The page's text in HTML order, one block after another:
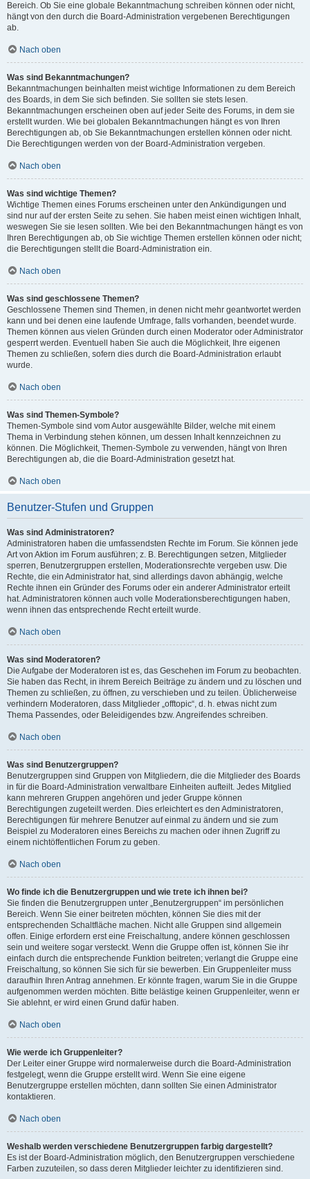
Bereich. Ob Sie eine globale Bekanntmachung schreiben können oder nicht,
hängt von den durch die Board-Administration vergebenen Berechtigungen
ab.
Nach oben
Was sind Bekanntmachungen?
Bekanntmachungen beinhalten meist wichtige Informationen zu dem Bereich
des Boards, in dem Sie sich befinden. Sie sollten sie stets lesen.
Bekanntmachungen erscheinen oben auf jeder Seite des Forums, in dem sie
erstellt wurden. Wie bei globalen Bekanntmachungen hängt es von Ihren
Berechtigungen ab, ob Sie Bekanntmachungen erstellen können oder nicht.
Die Berechtigungen werden von der Board-Administration vergeben.
Nach oben
Was sind wichtige Themen?
Wichtige Themen eines Forums erscheinen unter den Ankündigungen und
sind nur auf der ersten Seite zu sehen. Sie haben meist einen wichtigen Inhalt,
weswegen Sie sie lesen sollten. Wie bei den Bekanntmachungen hängt es von
Ihren Berechtigungen ab, ob Sie wichtige Themen erstellen können oder nicht;
die Berechtigungen stellt die Board-Administration ein.
Nach oben
Was sind geschlossene Themen?
Geschlossene Themen sind Themen, in denen nicht mehr geantwortet werden
kann und bei denen eine laufende Umfrage, falls vorhanden, beendet wurde.
Themen können aus vielen Gründen durch einen Moderator oder Administrator
gesperrt werden. Eventuell haben Sie auch die Möglichkeit, Ihre eigenen
Themen zu schließen, sofern dies durch die Board-Administration erlaubt
wurde.
Nach oben
Was sind Themen-Symbole?
Themen-Symbole sind vom Autor ausgewählte Bilder, welche mit einem
Thema in Verbindung stehen können, um dessen Inhalt kennzeichnen zu
können. Die Möglichkeit, Themen-Symbole zu verwenden, hängt von Ihren
Berechtigungen ab, die die Board-Administration gesetzt hat.
Nach oben
Benutzer-Stufen und Gruppen
Was sind Administratoren?
Administratoren haben die umfassendsten Rechte im Forum. Sie können jede
Art von Aktion im Forum ausführen; z. B. Berechtigungen setzen, Mitglieder
sperren, Benutzergruppen erstellen, Moderationsrechte vergeben usw. Die
Rechte, die ein Administrator hat, sind allerdings davon abhängig, welche
Rechte ihnen ein Gründer des Forums oder ein anderer Administrator erteilt
hat. Administratoren können auch volle Moderationsberechtigungen haben,
wenn ihnen das entsprechende Recht erteilt wurde.
Nach oben
Was sind Moderatoren?
Die Aufgabe der Moderatoren ist es, das Geschehen im Forum zu beobachten.
Sie haben das Recht, in ihrem Bereich Beiträge zu ändern und zu löschen und
Themen zu schließen, zu öffnen, zu verschieben und zu teilen. Üblicherweise
verhindern Moderatoren, dass Mitglieder „offtopic“, d. h. etwas nicht zum
Thema Passendes, oder Beleidigendes bzw. Angreifendes schreiben.
Nach oben
Was sind Benutzergruppen?
Benutzergruppen sind Gruppen von Mitgliedern, die die Mitglieder des Boards
in für die Board-Administration verwaltbare Einheiten aufteilt. Jedes Mitglied
kann mehreren Gruppen angehören und jeder Gruppe können
Berechtigungen zugeteilt werden. Dies erleichtert es den Administratoren,
Berechtigungen für mehrere Benutzer auf einmal zu ändern und sie zum
Beispiel zu Moderatoren eines Bereichs zu machen oder ihnen Zugriff zu
einem nichtöffentlichen Forum zu geben.
Nach oben
Wo finde ich die Benutzergruppen und wie trete ich ihnen bei?
Sie finden die Benutzergruppen unter „Benutzergruppen“ im persönlichen
Bereich. Wenn Sie einer beitreten möchten, können Sie dies mit der
entsprechenden Schaltfläche machen. Nicht alle Gruppen sind allgemein
offen. Einige erfordern erst eine Freischaltung, andere können geschlossen
sein und weitere sogar versteckt. Wenn die Gruppe offen ist, können Sie ihr
einfach durch die entsprechende Funktion beitreten; verlangt die Gruppe eine
Freischaltung, so können Sie sich für sie bewerben. Ein Gruppenleiter muss
daraufhin Ihren Antrag annehmen. Er könnte fragen, warum Sie in die Gruppe
aufgenommen werden möchten. Bitte belästige keinen Gruppenleiter, wenn er
Sie ablehnt, er wird einen Grund dafür haben.
Nach oben
Wie werde ich Gruppenleiter?
Der Leiter einer Gruppe wird normalerweise durch die Board-Administration
festgelegt, wenn die Gruppe erstellt wird. Wenn Sie eine eigene
Benutzergruppe erstellen möchten, dann sollten Sie einen Administrator
kontaktieren.
Nach oben
Weshalb werden verschiedene Benutzergruppen farbig dargestellt?
Es ist der Board-Administration möglich, den Benutzergruppen verschiedene
Farben zuzuteilen, so dass deren Mitglieder leichter zu identifizieren sind.